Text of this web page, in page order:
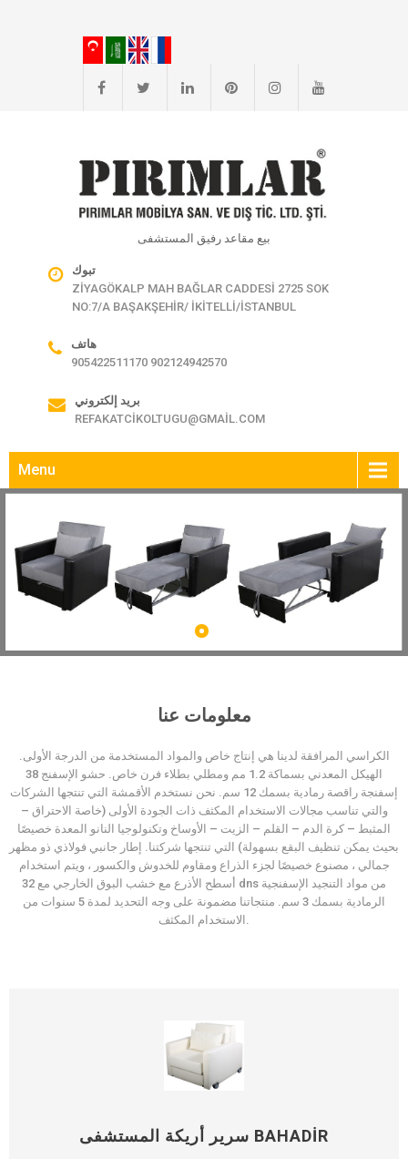
بيع مقاعد رفيق المستشفى
تبوك
ZİYAGÖKALP MAH BAĞLAR CADDESİ 2725 SOK
NO:7/A BAŞAKŞEHİR/ İKİTELLİ/İSTANBUL
هاتف
905422511170 902124942570
بريد إلكتروني
REFAKATCIKOLTUGU@GMAIL.COM
Menu
معلومات عنا
الكراسي المرافقة لدينا هي إنتاج خاص والمواد المستخدمة من الدرجة الأولى.
الهيكل المعدني بسماكة 1.2 مم ومطلي بطلاء فرن خاص. حشو الإسفنج 38
إسفنجة راقصة رمادية بسمك 12 سم. نحن نستخدم الأقمشة التي تنتجها الشركات
والتي تناسب مجالات الاستخدام المكثف ذات الجودة الأولى (خاصة الاحتراق –
المثبط – كرة الدم – القلم – الزيت – الأوساخ وتكنولوجيا النانو المعدة خصيصًا
بحيث يمكن تنظيف البقع بسهولة) التي تنتجها شركتنا. إطار جانبي فولاذي ذو مظهر
جمالي ، مصنوع خصيصًا لجزء الذراع ومقاوم للخدوش والكسور ، ويتم استخدام
أسطح الأذرع مع خشب البوق الخارجي مع 32 dns من مواد التنجيد الإسفنجية
الرمادية بسمك 3 سم. منتجاتنا مضمونة على وجه التحديد لمدة 5 سنوات من
سرير أريكة المستشفى BAHADIR